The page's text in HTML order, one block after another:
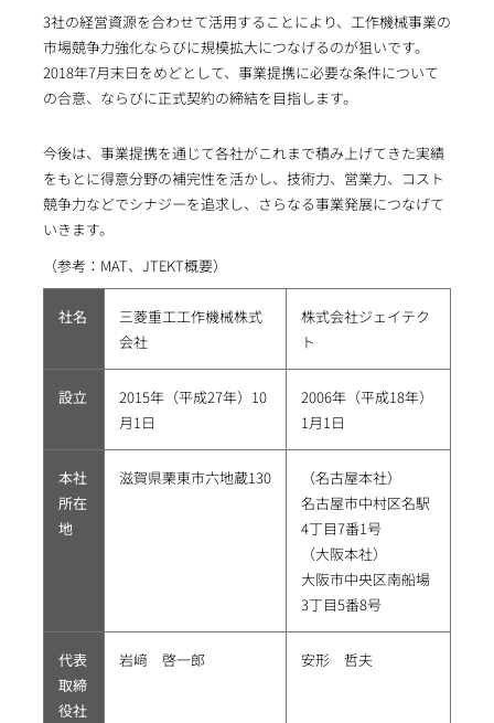
3社の経営資源を合わせて活用することにより、工作機械事業の
市場競争力強化ならびに規模拡大につなげるのが狙いです。
2018年7月末日をめどとして、事業提携に必要な条件について
の合意、ならびに正式契約の締結を目指します。
今後は、事業提携を通じて各社がこれまで積み上げてきた実績
をもとに得意分野の補完性を活かし、技術力、営業力、コスト
競争力などでシナジーを追求し、さらなる事業発展につなげて
いきます。
（参考：MAT、JTEKT概要）
社名
三菱重工工作機械株式
会社
株式会社ジェイテク
ト
設立
2015年（平成27年）10
月1日
2006年（平成18年）
1月1日
本社
所在
地
滋賀県栗東市六地蔵130
（名古屋本社）
名古屋市中村区名駅
4丁目7番1号
（大阪本社）
大阪市中央区南船場
3丁目5番8号
代表
取締
役社
岩﨑 啓一郎 安形 哲夫